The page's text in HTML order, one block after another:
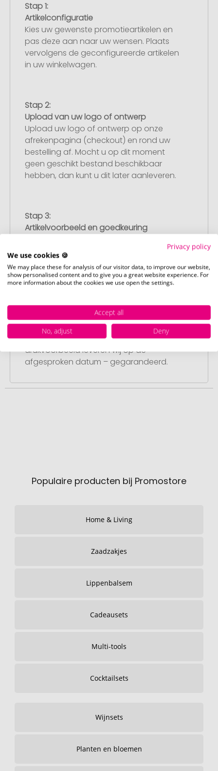
Stap 1:
Artikelconfiguratie
Kies uw gewenste promotieartikelen en
pas deze aan naar uw wensen. Plaats
vervolgens de geconfigureerde artikelen
in uw winkelwagen.
Stap 2:
Upload van uw logo of ontwerp
Upload uw logo of ontwerp op onze
afrekenpagina (checkout) en rond uw
bestelling af. Mocht u op dit moment
geen geschikt bestand beschikbaar
hebben, dan kunt u dit later aanleveren.
Stap 3:
Artikelvoorbeeld en goedkeuring
drukvoorbeeld met uw ontwerp. Zodra u
dit heeft goedgekeurd, starten wij direct
met de productie.
Punctuele en snelle levering
Na uw goedkeuring van het
drukvoorbeeld leveren wij op de
afgesproken datum – gegarandeerd.
Populaire producten bij Promostore
Home & Living
Zaadzakjes
Lippenbalsem
Cadeausets
Multi-tools
Cocktailsets
Wijnsets
Planten en bloemen
Privacy policy
We use cookies 🍪
We may place these for analysis of our visitor data, to improve our website,
show personalised content and to give you a great website experience. For
more information about the cookies we use open the settings.
Accept all
No, adjust
Deny